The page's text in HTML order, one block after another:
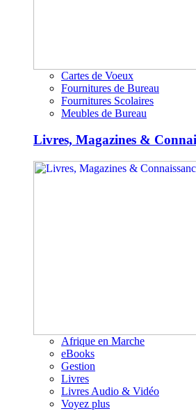
Cartes de Voeux
Fournitures de Bureau
Fournitures Scolaires
Meubles de Bureau
Livres, Magazines &
Afrique en Marche
eBooks
Gestion
Livres
Livres Audio & Vidéo
Voyez plus